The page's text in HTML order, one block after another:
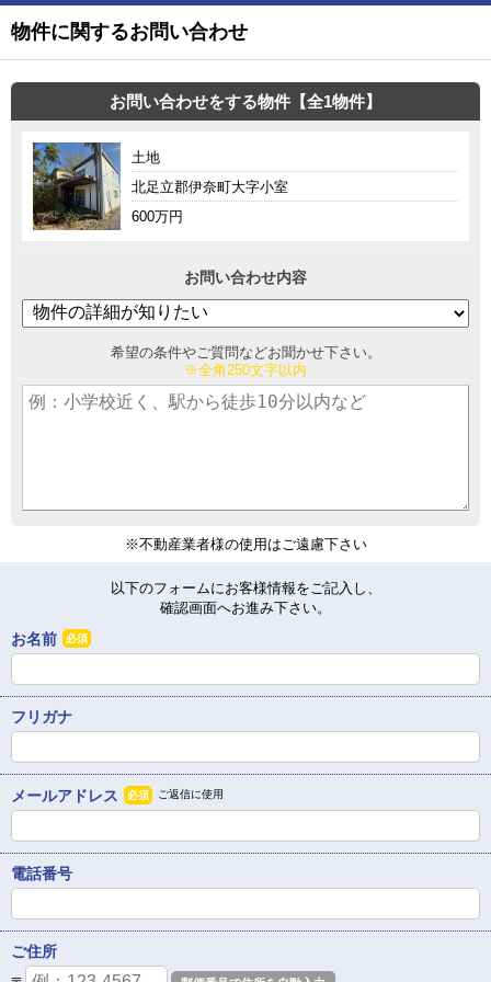
物件に関するお問い合わせ
お問い合わせをする物件【全1物件】
土地
北足立郡伊奈町大字小室
600万円
お問い合わせ内容
希望の条件やご質問などお聞かせ下さい。
※全角250文字以内
※不動産業者様の使用はご遠慮下さい
以下のフォームにお客様情報をご記入し、
確認画面へお進み下さい。
お名前 必須
フリガナ
メールアドレス 必須 ご返信に使用
電話番号
ご住所